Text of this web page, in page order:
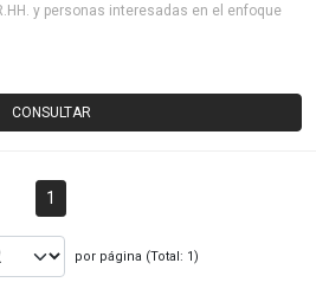
y personas interesadas en el enfoque
CONSULTAR
1
por página (Total: 1)